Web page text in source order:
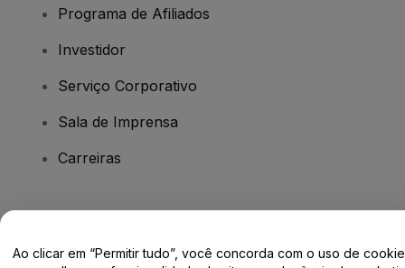
Programa de Afiliados
Investidor
Serviço Corporativo
Sala de Imprensa
Carreiras
Ao clicar em “Permitir tudo”, você concorda com o uso de